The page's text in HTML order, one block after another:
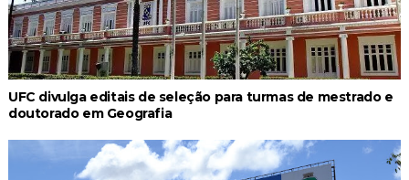
UFC divulga editais de seleção para turmas de mestrado e
doutorado em Geografia